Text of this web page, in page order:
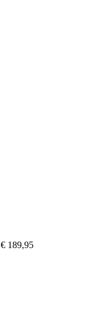
€ 189,95